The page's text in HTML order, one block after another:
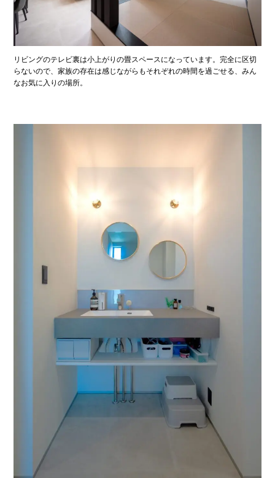
リビングのテレビ裏は小上がりの畳スペースになっています。完全に区切
らないので、家族の存在は感じながらもそれぞれの時間を過ごせる、みん
なお気に入りの場所。